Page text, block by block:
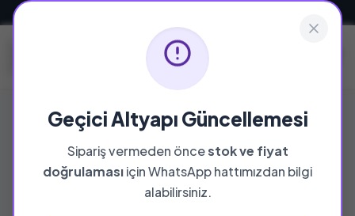
Geçici Altyapı Güncellemesi
Sipariş vermeden öncestok ve fiyat
doğrulamasıiçin WhatsApp hattımızdan bilgi
alabilirsiniz.
Tedarik Kitap Süre 2-3 gün
Bu kategoride toplam4936ürün bulunuyor.